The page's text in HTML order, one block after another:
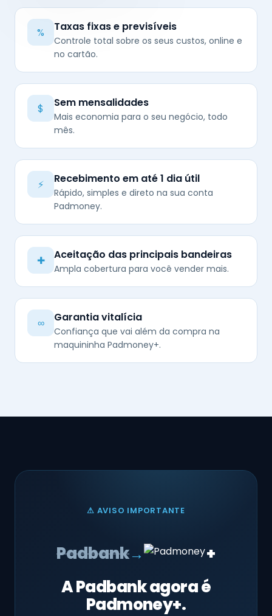
% Taxas fixas e previsíveis
Controle total sobre os seus custos, online e
no cartão.
$ Sem mensalidades
Mais economia para o seu negócio, todo
mês.
⚡ Recebimento em até 1 dia útil
Rápido, simples e direto na sua conta
Padmoney.
✚ Aceitação das principais bandeiras
Ampla cobertura para você vender mais.
∞ Garantia vitalícia
Confiança que vai além da compra na
maquininha Padmoney+.
⚠ AVISO IMPORTANTE
Padbank→
+
A Padbank agora é
Padmoney+.